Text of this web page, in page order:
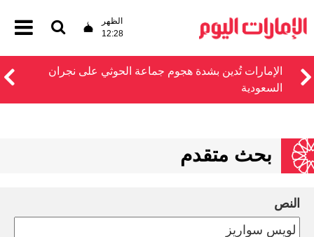
الظهر
12:28
الإمارات تُدين بشدة هجوم جماعة الحوثي على نجران
السعودية
بحث متقدم
النص